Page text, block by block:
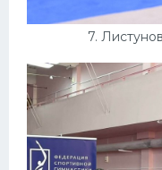
7.